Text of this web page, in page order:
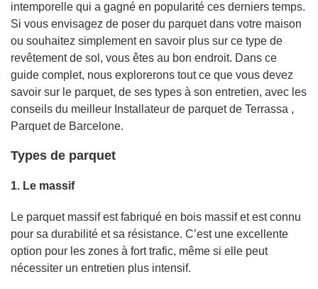
intemporelle qui a gagné en popularité ces derniers temps.
Si vous envisagez de poser du parquet dans votre maison
ou souhaitez simplement en savoir plus sur ce type de
revêtement de sol, vous êtes au bon endroit. Dans ce
guide complet, nous explorerons tout ce que vous devez
savoir sur le parquet, de ses types à son entretien, avec les
conseils du meilleur Installateur de parquet de Terrassa ,
Parquet de Barcelone.
Types de parquet
1. Le massif
Le parquet massif est fabriqué en bois massif et est connu
pour sa durabilité et sa résistance. C’est une excellente
option pour les zones à fort trafic, même si elle peut
nécessiter un entretien plus intensif.